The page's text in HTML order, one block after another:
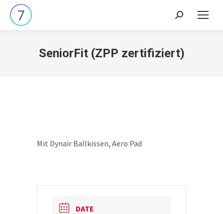
Search:
SeniorFit (ZPP zertifiziert)
Mit Dynair Ballkissen, Aero Pad
DATE